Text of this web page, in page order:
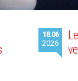
18.06
2026